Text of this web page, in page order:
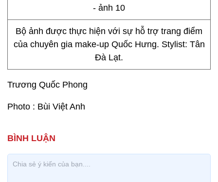
Bộ ảnh được thực hiện với sự hỗ trợ trang điểm
của chuyên gia make-up Quốc Hưng. Stylist: Tân
Đà Lạt.
Trương Quốc Phong
Photo : Bùi Việt Anh